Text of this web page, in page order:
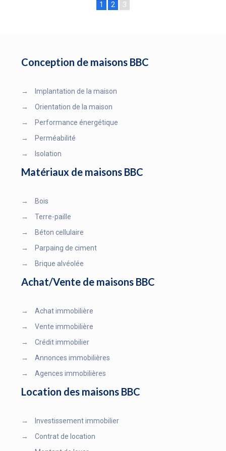
1 2 3
Conception de maisons BBC
→
Implantation de la maison
→
Orientation de la maison
→
Performance énergétique
→
Perméabilité
→
Isolation
Matériaux de maisons BBC
→
Bois
→
Terre-paille
→
Béton cellulaire
→
Parpaing de ciment
→
Brique alvéolée
Achat/Vente de maisons BBC
→
Achat immobilière
→
Vente immobilière
→
Crédit immobilier
→
Annonces immobilières
→
Agences immobilières
Location des maisons BBC
→
Investissement immobilier
→
Contrat de location